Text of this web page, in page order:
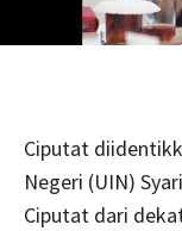
Ciputat
Negeri (UIN)
Ciputat dari